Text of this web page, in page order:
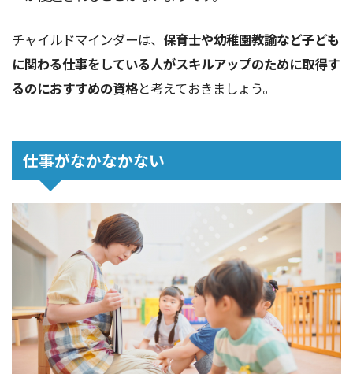
チャイルドマインダーは、 保育士や幼稚園教諭など子ども
に関わる仕事をしている人がスキルアップのために取得す
るのにおすすめの資格と考えておきましょう。
仕事がなかなかない